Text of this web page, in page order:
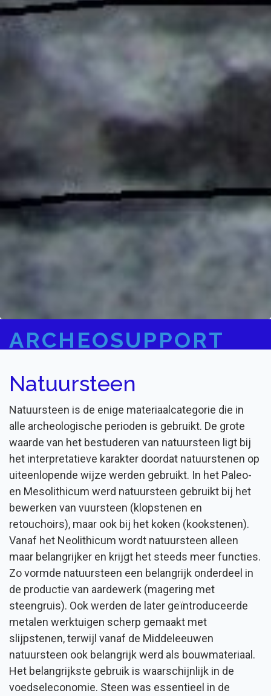
ARCHEOSUPPORT
Natuursteen
Natuursteen is de enige materiaalcategorie die in
alle archeologische perioden is gebruikt. De grote
waarde van het bestuderen van natuursteen ligt bij
het interpretatieve karakter doordat natuurstenen op
uiteenlopende wijze werden gebruikt. In het Paleo-
en Mesolithicum werd natuursteen gebruikt bij het
bewerken van vuursteen (klopstenen en
retouchoirs), maar ook bij het koken (kookstenen).
Vanaf het Neolithicum wordt natuursteen alleen
maar belangrijker en krijgt het steeds meer functies.
Zo vormde natuursteen een belangrijk onderdeel in
de productie van aardewerk (magering met
steengruis). Ook werden de later geïntroduceerde
metalen werktuigen scherp gemaakt met
slijpstenen, terwijl vanaf de Middeleeuwen
natuursteen ook belangrijk werd als bouwmateriaal.
Het belangrijkste gebruik is waarschijnlijk in de
voedseleconomie. Steen was essentieel in de